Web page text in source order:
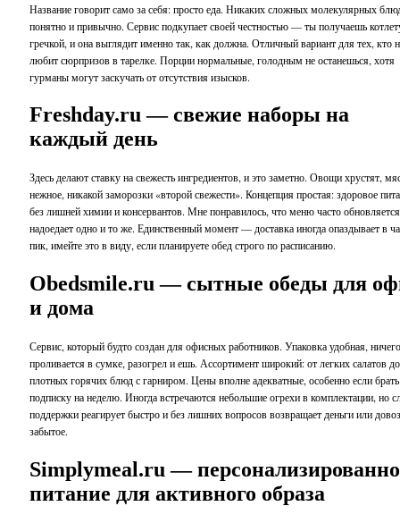
Название говорит само за себя: просто еда. Никаких сложных молекулярных
понятно и привычно. Сервис подкупает своей честностью — ты получаешь
гречкой, и она выглядит именно так, как должна. Отличный вариант для тех, кто
любит сюрпризов в тарелке. Порции нормальные, голодным не останешься, хотя
гурманы могут заскучать от отсутствия изысков.
Freshday.ru — свежие наборы на
каждый день
Здесь делают ставку на свежесть ингредиентов, и это заметно. Овощи хрустят,
нежное, никакой заморозки «второй свежести». Концепция простая: здоровое
без лишней химии и консервантов. Мне понравилось, что меню часто
надоедает одно и то же. Единственный момент — доставка иногда опаздывает в
пик, имейте это в виду, если планируете обед строго по расписанию.
Obedsmile.ru — сытные обеды для
и дома
Сервис, который будто создан для офисных работников. Упаковка удобная,
проливается в сумке, разогрел и ешь. Ассортимент широкий: от легких салатов до
плотных горячих блюд с гарниром. Цены вполне адекватные, особенно если брать
подписку на неделю. Иногда встречаются небольшие огрехи в комплектации, но
поддержки реагирует быстро и без лишних вопросов возвращает деньги или
забытое.
Simplymeal.ru —
питание для активного образа